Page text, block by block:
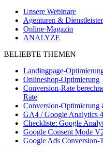
Unsere Webinare
Agenturen &
Online-Magazin
ANALYZE
BELIEBTE THEMEN
Landingpage-
Onlineshop-Optimierung
Conversion-Rate
Rate
Conversion-Optimierung
GA4 / Google Analytics
Checkliste: Google
Google Consent Mode
Google Ads Conversion-